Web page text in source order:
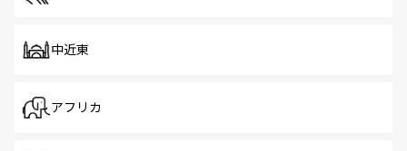
中近東
アフリカ